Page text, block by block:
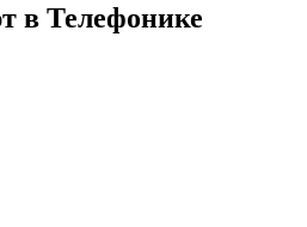
в Телефонике